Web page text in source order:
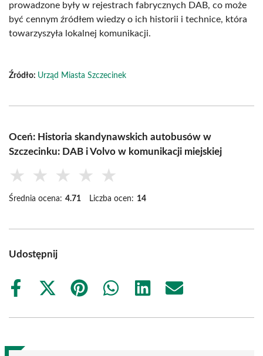
prowadzone były w rejestrach fabrycznych DAB, co może
być cennym źródłem wiedzy o ich historii i technice, która
towarzyszyła lokalnej komunikacji.
Źródło: Urząd Miasta Szczecinek
Oceń: Historia skandynawskich autobusów w
Szczecinku: DAB i Volvo w komunikacji miejskiej
★ ★ ★ ★ ★
Średnia ocena: 4.71 Liczba ocen: 14
Udostępnij
Share
Share
(Twitter)
Share
Share
Share
Share